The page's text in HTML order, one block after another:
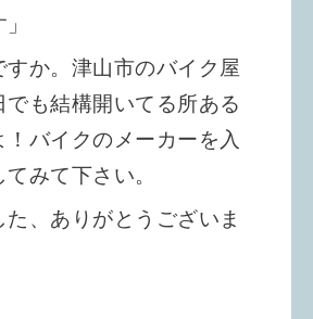
すか。津山市のバイク屋
でも結構開いてる所ある
！バイクのメーカーを入
みて下さい。
た、ありがとうございま